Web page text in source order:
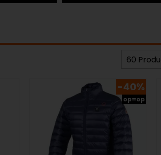
-40%
op=op